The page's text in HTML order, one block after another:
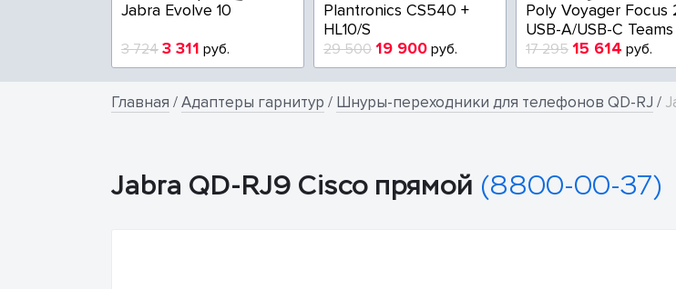
Jabra Evolve 10
3 311 руб.
Plantronics CS540 +
HL10/S
29 500 19 900руб.
Poly Voyager Focus 2
USB-A/USB-C Teams
17 295 15 614руб.
Главная /Адаптеры гарнитур / Шнуры-переходники для телефонов QD-RJ /
Jabra QD-RJ9 Cisco прямой (8800-00-37)